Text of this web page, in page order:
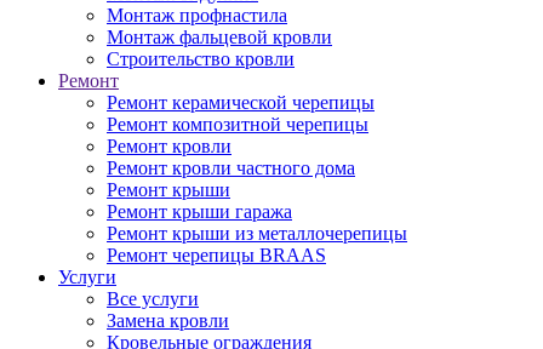
Монтаж профнастила
Монтаж фальцевой кровли
Строительство кровли
Ремонт
Ремонт керамической черепицы
Ремонт композитной черепицы
Ремонт кровли
Ремонт кровли частного дома
Ремонт крыши
Ремонт крыши гаража
Ремонт крыши из металлочерепицы
Ремонт черепицы BRAAS
Услуги
Все услуги
Замена кровли
Кровельные ограждения